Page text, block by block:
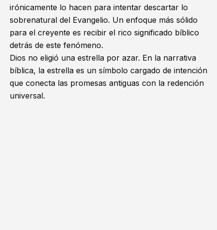
irónicamente lo hacen para intentar descartar lo
sobrenatural del Evangelio. Un enfoque más sólido
para el creyente es recibir el rico significado bíblico
detrás de este fenómeno.
Dios no eligió una estrella por azar. En la narrativa
bíblica, la estrella es un símbolo cargado de intención
que conecta las promesas antiguas con la redención
universal.